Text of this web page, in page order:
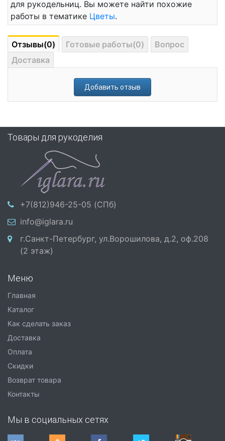
для рукодельниц. Вы можете найти похожие
работы в тематике Цветы.
Отзывы(0) Готовые работы(0)
Вопрос
Доставка
Добавить отзыв
Товары для рукоделия
+7(812)946-25-05 (СПб)
info@iglara.ru
г.Санкт-Петербург, ул.Ворошилова, д.2, оф.208
(2 этаж)
Меню
Главная
Каталог
Как сделать заказ
Доставка
Оплата
Скидки
Возврат товара
Контакты
Мы в социальных сетях